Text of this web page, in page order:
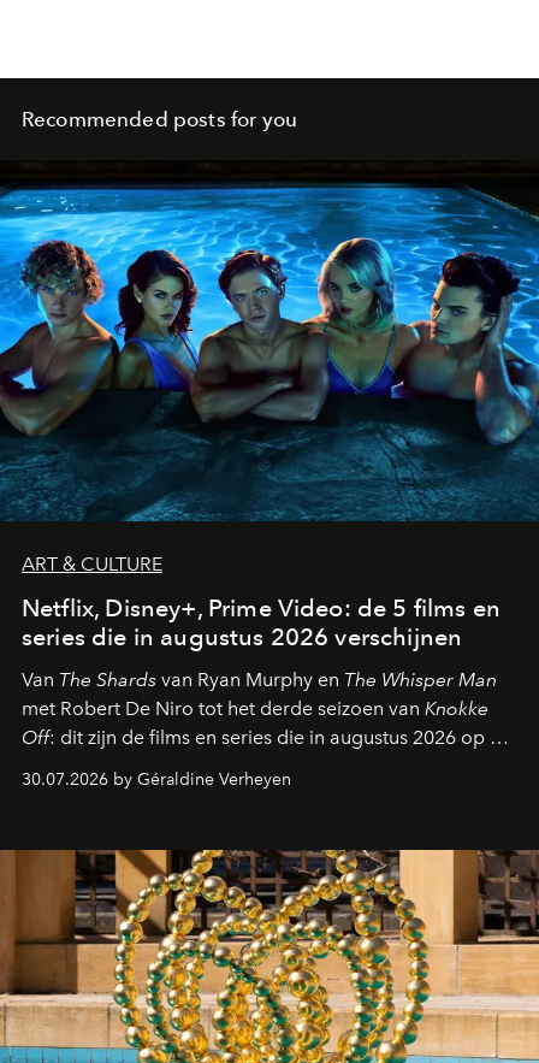
Recommended posts for you
ART & CULTURE
Netflix, Disney+, Prime Video: de 5 films en
series die in augustus 2026 verschijnen
Van The Shards van Ryan Murphy en The Whisper Man
met Robert De Niro tot het derde seizoen van Knokke
Off: dit zijn de films en series die in augustus 2026 op de
30.07.2026 by Géraldine Verheyen